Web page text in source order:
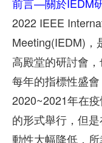
2022 IEEE
Meeting(IEDM)，
高殿堂的研討會
每年的指標性盛會
2020~2021年在
的形式舉行，但
動性大幅降低，